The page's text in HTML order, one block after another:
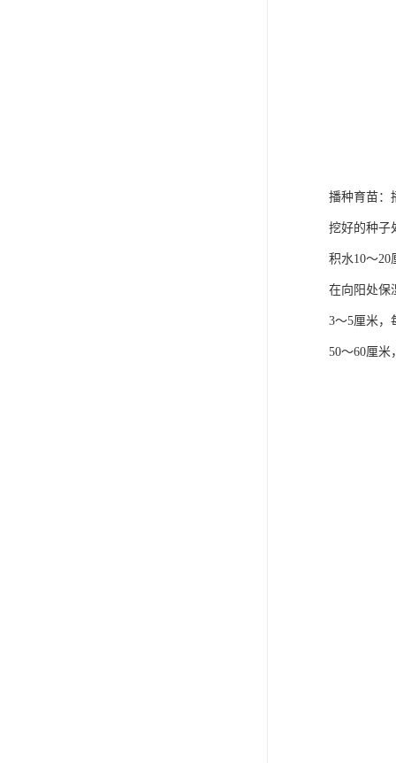
播种育苗：
挖好的种子
积水10～
在向阳处保
3～5厘米，
50～60厘米